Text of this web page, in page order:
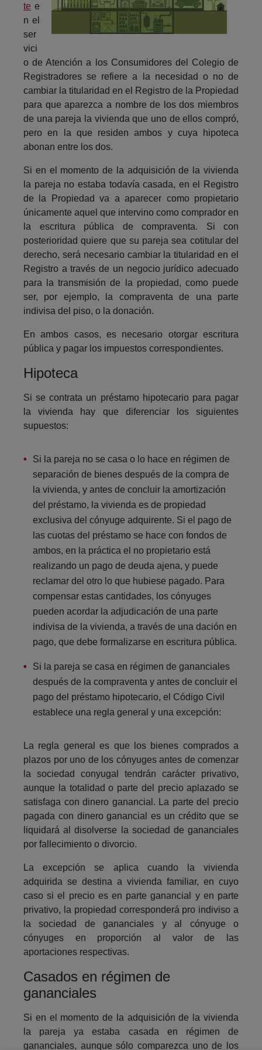
te e
n el
ser
vici
o de Atención a los Consumidores del Colegio de
Registradores se refiere a la necesidad o no de
cambiar la titularidad en el Registro de la Propiedad
para que aparezca a nombre de los dos miembros
de una pareja la vivienda que uno de ellos compró,
pero en la que residen ambos y cuya hipoteca
abonan entre los dos.
Si en el momento de la adquisición de la vivienda
la pareja no estaba todavía casada, en el Registro
de la Propiedad va a aparecer como propietario
únicamente aquel que intervino como comprador en
la escritura pública de compraventa. Si con
posterioridad quiere que su pareja sea cotitular del
derecho, será necesario cambiar la titularidad en el
Registro a través de un negocio jurídico adecuado
para la transmisión de la propiedad, como puede
ser, por ejemplo, la compraventa de una parte
indivisa del piso, o la donación.
En ambos casos, es necesario otorgar escritura
pública y pagar los impuestos correspondientes.
Hipoteca
Si se contrata un préstamo hipotecario para pagar
la vivienda hay que diferenciar los siguientes
supuestos:
Si la pareja no se casa o lo hace en régimen de
separación de bienes después de la compra de
la vivienda, y antes de concluir la amortización
del préstamo, la vivienda es de propiedad
exclusiva del cónyuge adquirente. Si el pago de
las cuotas del préstamo se hace con fondos de
ambos, en la práctica el no propietario está
realizando un pago de deuda ajena, y puede
reclamar del otro lo que hubiese pagado. Para
compensar estas cantidades, los cónyuges
pueden acordar la adjudicación de una parte
indivisa de la vivienda, a través de una dación en
pago, que debe formalizarse en escritura pública.
Si la pareja se casa en régimen de gananciales
después de la compraventa y antes de concluir el
pago del préstamo hipotecario, el Código Civil
establece una regla general y una excepción:
La regla general es que los bienes comprados a
plazos por uno de los cónyuges antes de comenzar
la sociedad conyugal tendrán carácter privativo,
aunque la totalidad o parte del precio aplazado se
satisfaga con dinero ganancial. La parte del precio
pagada con dinero ganancial es un crédito que se
liquidará al disolverse la sociedad de gananciales
por fallecimiento o divorcio.
La excepción se aplica cuando la vivienda
adquirida se destina a vivienda familiar, en cuyo
caso si el precio es en parte ganancial y en parte
privativo, la propiedad corresponderá pro indiviso a
la sociedad de gananciales y al cónyuge o
cónyuges en proporción al valor de las
aportaciones respectivas.
Casados en régimen de
gananciales
Si en el momento de la adquisición de la vivienda
la pareja ya estaba casada en régimen de
gananciales, aunque sólo comparezca uno de los